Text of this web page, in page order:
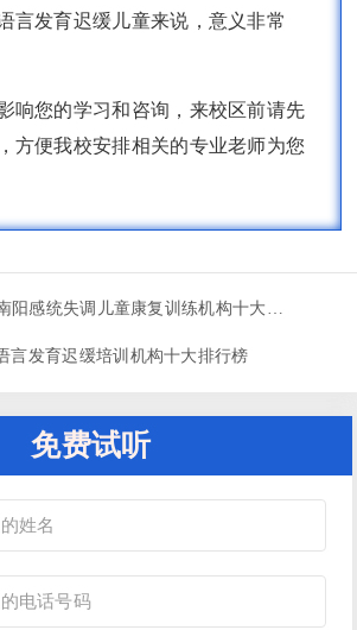
言发育迟缓儿童来说，意义非常
响您的学习和咨询，来校区前请先
方便我校安排相关的专业老师为您
2025必看！南阳感统失调儿童康复训练机构十大排行榜
言发育迟缓培训机构十大排行榜
免费试听